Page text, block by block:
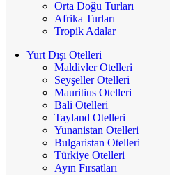
Orta Doğu Turları
Afrika Turları
Tropik Adalar
Yurt Dışı Otelleri
Maldivler Otelleri
Seyşeller Otelleri
Mauritius Otelleri
Bali Otelleri
Tayland Otelleri
Yunanistan Otelleri
Bulgaristan Otelleri
Türkiye Otelleri
Ayın Fırsatları